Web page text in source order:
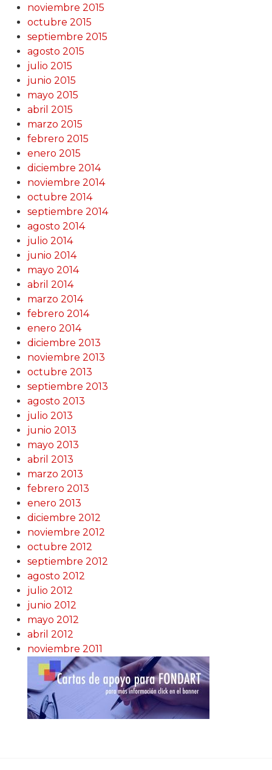
noviembre 2015
octubre 2015
septiembre 2015
agosto 2015
julio 2015
junio 2015
mayo 2015
abril 2015
marzo 2015
febrero 2015
enero 2015
diciembre 2014
noviembre 2014
octubre 2014
septiembre 2014
agosto 2014
julio 2014
junio 2014
mayo 2014
abril 2014
marzo 2014
febrero 2014
enero 2014
diciembre 2013
noviembre 2013
octubre 2013
septiembre 2013
agosto 2013
julio 2013
junio 2013
mayo 2013
abril 2013
marzo 2013
febrero 2013
enero 2013
diciembre 2012
noviembre 2012
octubre 2012
septiembre 2012
agosto 2012
julio 2012
junio 2012
mayo 2012
abril 2012
noviembre 2011